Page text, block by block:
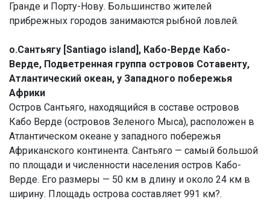
Гранде и Порту-Нову. Большинство жителей
прибрежных городов занимаются рыбной ловлей.
о.Сантьягу [Santiago island], Кабо-Верде Кабо-
Верде, Подветренная группа островов Сотавенту,
Атлантический океан, у Западного побережья
Африки
Остров Сантьяго, находящийся в составе островов
Кабо Верде (островов Зеленого Мыса), расположен в
Атлантическом океане у западного побережья
Африканского континента. Сантьяго — самый большой
по площади и численности населения остров Кабо-
Верде. Его размеры — 50 км в длину и около 24 км в
ширину. Площадь острова составляет 991 км?.